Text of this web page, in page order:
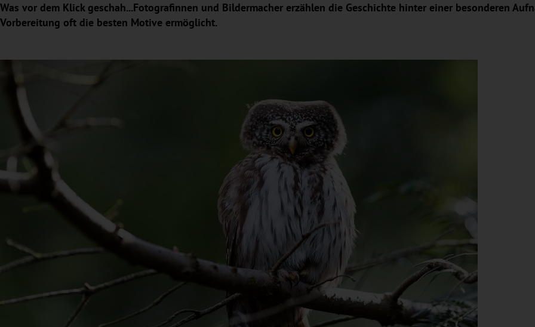
Was vor dem Klick geschah...Fotografinnen und Bildermacher erzählen die Geschichte hinter einer besonderen
Vorbereitung oft die besten Motive ermöglicht.